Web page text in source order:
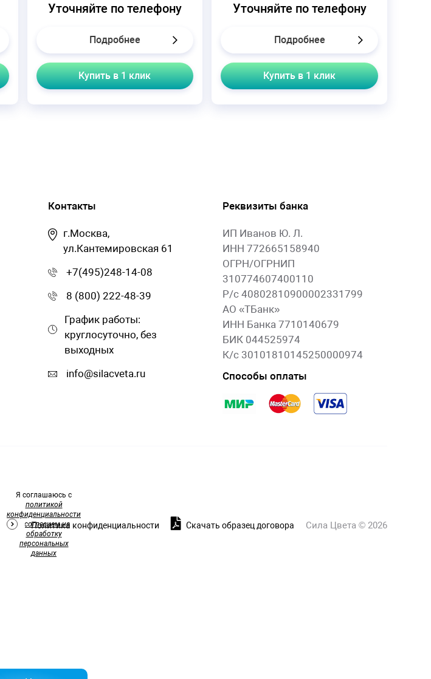
Уточняйте по телефону
Подробнее
Купить в 1 клик
Уточняйте по телефону
Подробнее
Купить в 1 клик
Контакты
г.Москва,
ул.Кантемировская 61
+7(495)248-14-08
8 (800) 222-48-39
График работы:
круглосуточно, без
выходных
info@silacveta.ru
Реквизиты банка
ИП Иванов Ю. Л.
ИНН 772665158940
ОГРН/ОГРНИП
310774607400110
Р/с 40802810900002331799
АО «ТБанк»
ИНН Банка 7710140679
БИК 044525974
К/с 30101810145250000974
Способы оплаты
Я соглашаюсь с
политикой
конфиденциальности
согласием на
обработку
персональных
данных
Политика конфиденциальности Скачать образец договора Сила Цвета © 2026